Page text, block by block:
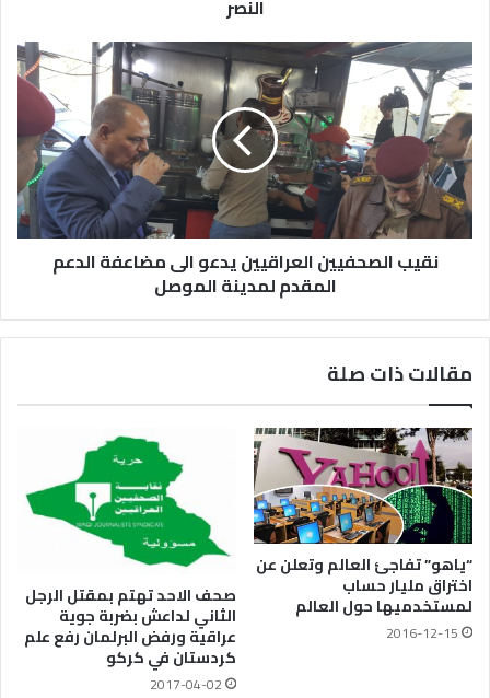
النصر
نقيب الصحفيين العراقيين يدعو الى مضاعفة الدعم
المقدم لمدينة الموصل
مقالات ذات صلة
“ياهو” تفاجئ العالم وتعلن عن
اختراق مليار حساب
لمستخدميها حول العالم
2016-12-15
صحف الاحد تهتم بمقتل الرجل
الثاني لداعش بضربة جوية
عراقية ورفض البرلمان رفع علم
كردستان في كركو
2017-04-02